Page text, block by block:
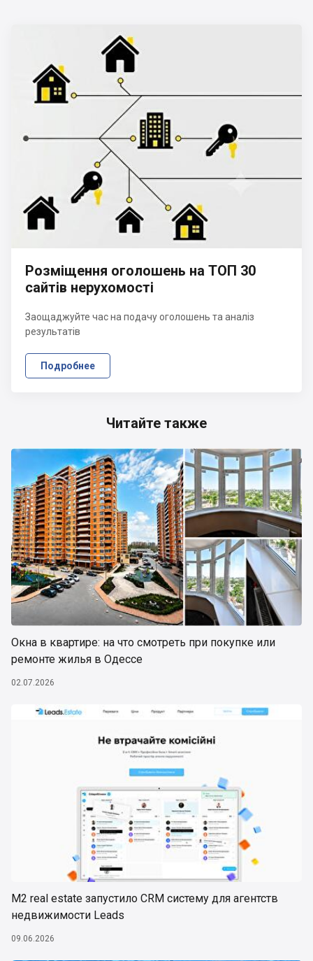
Читайте также
Окна в квартире: на что смотреть при покупке или
ремонте жилья в Одессе
02.07.2026
М2 real estate запустило CRM систему для агентств
недвижимости Leads
09.06.2026
Розміщення оголошень на ТОП 30
сайтів нерухомості
Заощаджуйте час на подачу оголошень та аналіз
результатів
Подробнее